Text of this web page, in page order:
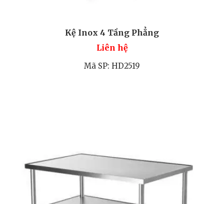
Kệ Inox 4 Tầng Phẳng
Liên hệ
Mã SP: HD2519